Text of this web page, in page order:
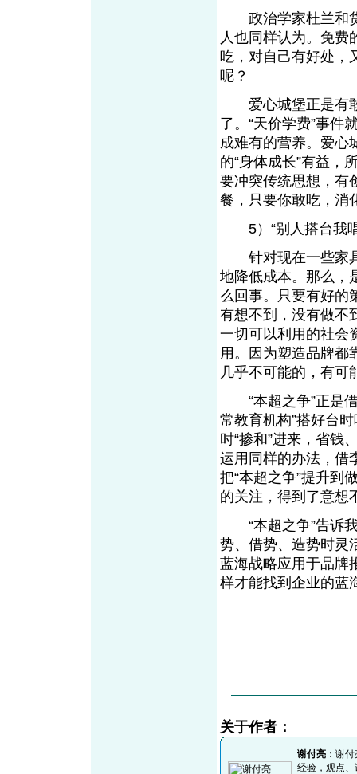
政治学家杜兰和货
人也同样认为。免费
吃，对自己有好处，
呢？
爱心城堡正是有敢
了。“天价学费”事件
成难有的营养。爱心
的“身体成长”有益，
要冲突传统思想，有
餐，只要你敢吃，消
5）“别人搭台我
针对现在一些家具
地降低成本。那么，
么回事。只要有好的
有想不到，没有做不
一切可以利用的社会
用。因为塑造品牌都
几乎不可能的，有可
“本超之争”正是借
常教育机构”搭好台
时“掺和”进来，省钱
运用同样的办法，借
把“本超之争”提升到
的关注，得到了意想
“本超之争”告诉我
势、借势、造势时灵
蓝海战略应用于品牌
样才能找到企业的蓝
关于作者：
谢付亮 ：谢
经验，观点